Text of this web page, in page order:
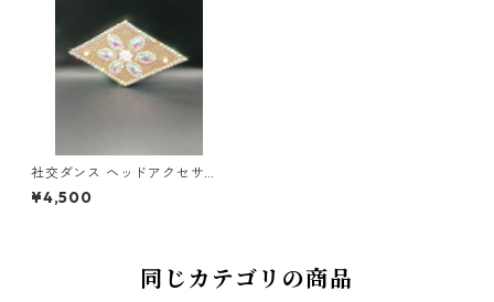
社交ダンス ヘッドアクセサリ
ーHA-11ダンスアクセサリー
ベリーダンス ブライダル アク
¥4,500
同じカテゴリの商品